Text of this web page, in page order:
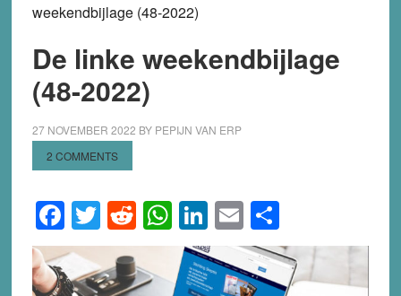
weekendbijlage (48-2022)
De linke weekendbijlage
(48-2022)
27 NOVEMBER 2022 BY PEPIJN VAN ERP
2 COMMENTS
Facebook
Twitter
Reddit
WhatsApp
LinkedIn
EmailShare